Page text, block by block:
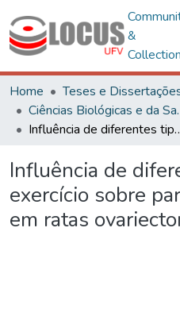
&
Home
Teses e
Influência de diferentes tipos de exercício
Influência de
exercício sobre
em ratas